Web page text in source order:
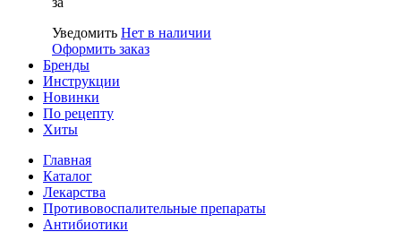
Уведомить Нет в наличии
Оформить заказ
Бренды
Инструкции
Новинки
По рецепту
Хиты
Главная
Каталог
Лекарства
Противовоспалительные препараты
Антибиотики